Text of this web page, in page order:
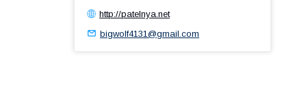
http://patelnya.net
bigwolf4131@gmail.com